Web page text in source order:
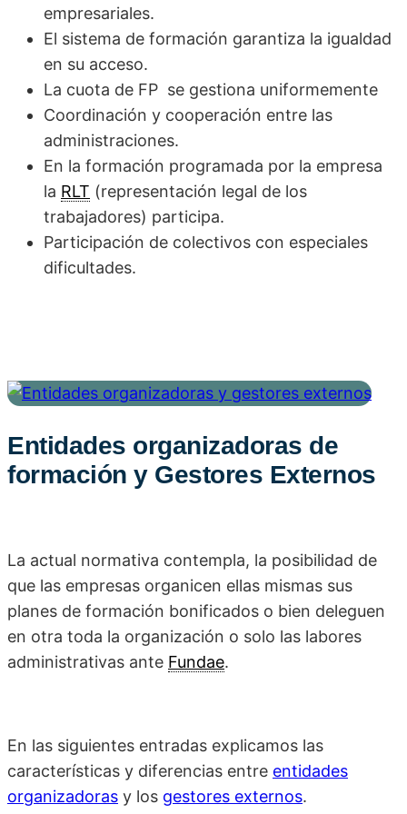
empresariales.
El sistema de formación garantiza la igualdad
en su acceso.
La cuota de FP se gestiona uniformemente
Coordinación y cooperación entre las
administraciones.
En la formación programada por la empresa
la RLT (representación legal de los
trabajadores) participa.
Participación de colectivos con especiales
dificultades.
Entidades organizadoras de
formación y Gestores Externos
La actual normativa contempla, la posibilidad de
que las empresas organicen ellas mismas sus
planes de formación bonificados o bien deleguen
en otra toda la organización o solo las labores
administrativas ante Fundae.
En las siguientes entradas explicamos las
características y diferencias entre entidades
organizadoras y los gestores externos.